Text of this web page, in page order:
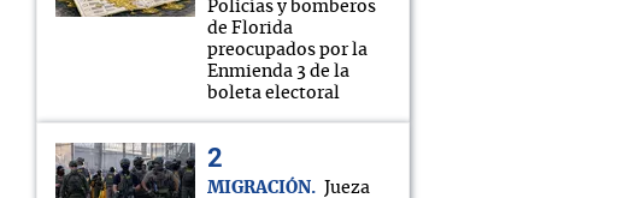
Policías y bomberos
de Florida
preocupados por la
Enmienda 3 de la
boleta electoral
MIGRACIÓN
Jueza